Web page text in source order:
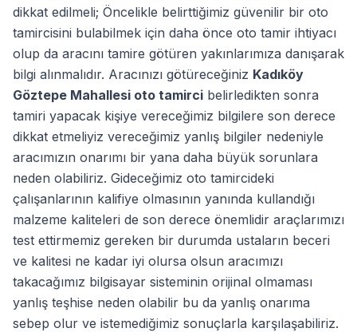
dikkat edilmeli; Öncelikle belirttiğimiz güvenilir bir oto
tamircisini bulabilmek için daha önce oto tamir ihtiyacı
olup da aracını tamire götüren yakınlarımıza danışarak
bilgi alınmalıdır. Aracınızı götüreceğiniz Kadıköy
Göztepe Mahallesi oto tamirci belirledikten sonra
tamiri yapacak kişiye vereceğimiz bilgilere son derece
dikkat etmeliyiz vereceğimiz yanlış bilgiler nedeniyle
aracımızın onarımı bir yana daha büyük sorunlara
neden olabiliriz. Gideceğimiz oto tamircideki
çalışanlarının kalifiye olmasının yanında kullandığı
malzeme kaliteleri de son derece önemlidir araçlarımızı
test ettirmemiz gereken bir durumda ustaların beceri
ve kalitesi ne kadar iyi olursa olsun aracımızı
takacağımız bilgisayar sisteminin orijinal olmaması
yanlış teşhise neden olabilir bu da yanlış onarıma
sebep olur ve istemediğimiz sonuçlarla karşılaşabiliriz.